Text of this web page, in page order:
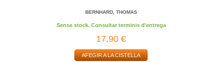
BERNHARD, THOMAS
Sense stock. Consultar terminis d'entrega
17,90 €
AFEGIR A LA CISTELLA